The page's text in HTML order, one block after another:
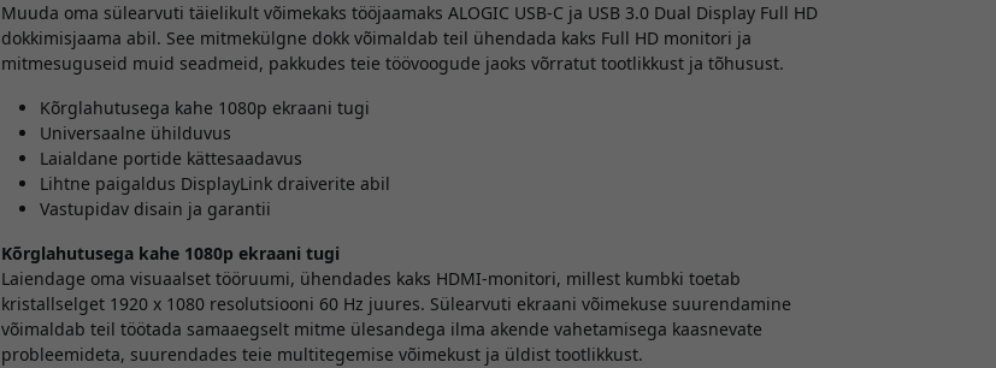
Muuda oma sülearvuti täielikult võimekaks tööjaamaks ALOGIC USB-C ja USB 3.0 Dual Display Full HD
dokkimisjaama abil. See mitmekülgne dokk võimaldab teil ühendada kaks Full HD monitori ja
mitmesuguseid muid seadmeid, pakkudes teie töövoogude jaoks võrratut tootlikkust ja tõhusust.
Kõrglahutusega kahe 1080p ekraani tugi
Universaalne ühilduvus
Laialdane portide kättesaadavus
Lihtne paigaldus DisplayLink draiverite abil
Vastupidav disain ja garantii
Kõrglahutusega kahe 1080p ekraani tugi
Laiendage oma visuaalset tööruumi, ühendades kaks HDMI-monitori, millest kumbki toetab
kristallselget 1920 x 1080 resolutsiooni 60 Hz juures. Sülearvuti ekraani võimekuse suurendamine
võimaldab teil töötada samaaegselt mitme ülesandega ilma akende vahetamisega kaasnevate
probleemideta, suurendades teie multitegemise võimekust ja üldist tootlikkust.